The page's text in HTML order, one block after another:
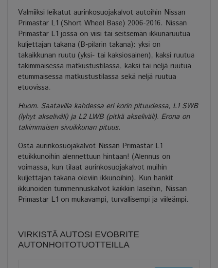
Valmiiksi leikatut aurinkosuojakalvot autoihin Nissan
Primastar L1 (Short Wheel Base) 2006-2016. Nissan
Primastar L1 jossa on viisi tai seitsemän ikkunaruutua
kuljettajan takana (B-pilarin takana): yksi on
takaikkunan ruutu (yksi- tai kaksiosainen), kaksi ruutua
takimmaisessa matkustustilassa, kaksi tai neljä ruutua
etummaisessa matkustustilassa sekä neljä ruutua
etuovissa.
Huom. Saatavilla kahdessa eri korin pituudessa, L1 SWB
(lyhyt akseliväli) ja L2 LWB (pitkä akseliväli). Erona on
takimmaisen sivuikkunan pituus.
Osta aurinkosuojakalvot Nissan Primastar L1
etuikkunoihin alennettuun hintaan! (Alennus on
voimassa, kun tilaat aurinkosuojakalvot muihin
kuljettajan takana oleviin ikkunoihin). Kun hankit
ikkunoiden tummennuskalvot kaikkiin laseihin, Nissan
Primastar L1 on mukavampi, turvallisempi ja viileämpi.
VIRKISTÄ AUTOSI EVOBRITE
AUTONHOITOTUOTTEILLA